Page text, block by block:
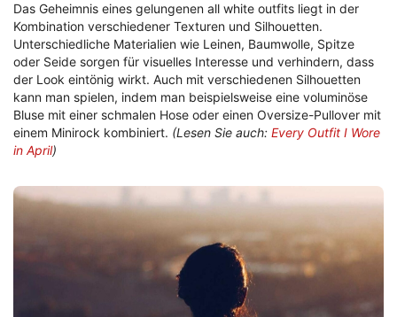
Das Geheimnis eines gelungenen all white outfits liegt in der
Kombination verschiedener Texturen und Silhouetten.
Unterschiedliche Materialien wie Leinen, Baumwolle, Spitze
oder Seide sorgen für visuelles Interesse und verhindern, dass
der Look eintönig wirkt. Auch mit verschiedenen Silhouetten
kann man spielen, indem man beispielsweise eine voluminöse
Bluse mit einer schmalen Hose oder einen Oversize-Pullover mit
einem Minirock kombiniert. (Lesen Sie auch: Every Outfit I Wore
in April)